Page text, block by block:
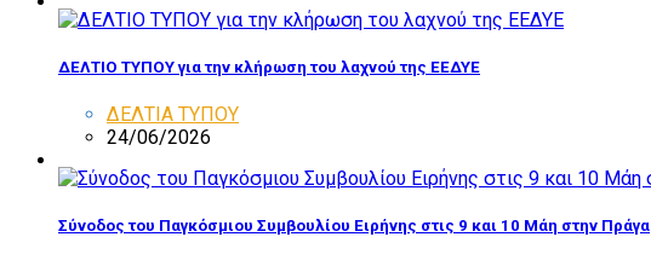
ΔΕΛΤΙΟ ΤΥΠΟΥ για την κλήρωση του λαχνού της ΕΕΔΥΕ
ΔΕΛΤΙΑ ΤΥΠΟΥ
24/06/2026
Σύνοδος του Παγκόσμιου Συμβουλίου Ειρήνης στις 9 και 10 Μάη στην Πράγα